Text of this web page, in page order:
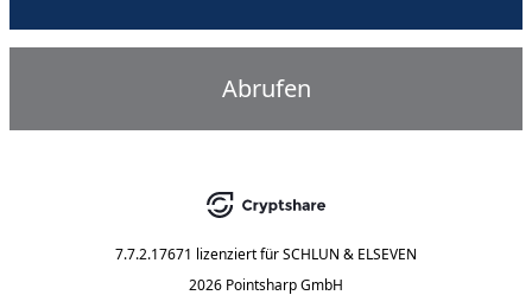
Abrufen
7.7.2.17671 lizenziert fürSCHLUN & ELSEVEN
2026 Pointsharp GmbH